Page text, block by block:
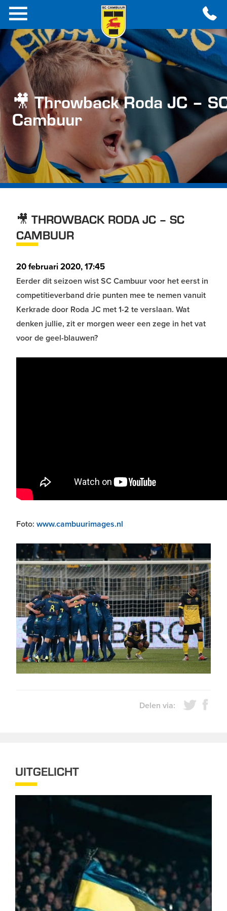
🎥 Throwback Roda JC –
Cambuur
🎥 THROWBACK RODA JC – SC
CAMBUUR
20 februari 2020, 17:45
Eerder dit seizoen wist SC Cambuur voor het eerst in
competitieverband drie punten mee te nemen vanuit
Kerkrade door Roda JC met 1-2 te verslaan. Wat
denken jullie, zit er morgen weer een zege in het vat
voor de geel-blauwen?
Foto: www.cambuurimages.nl
Delen via:
UITGELICHT